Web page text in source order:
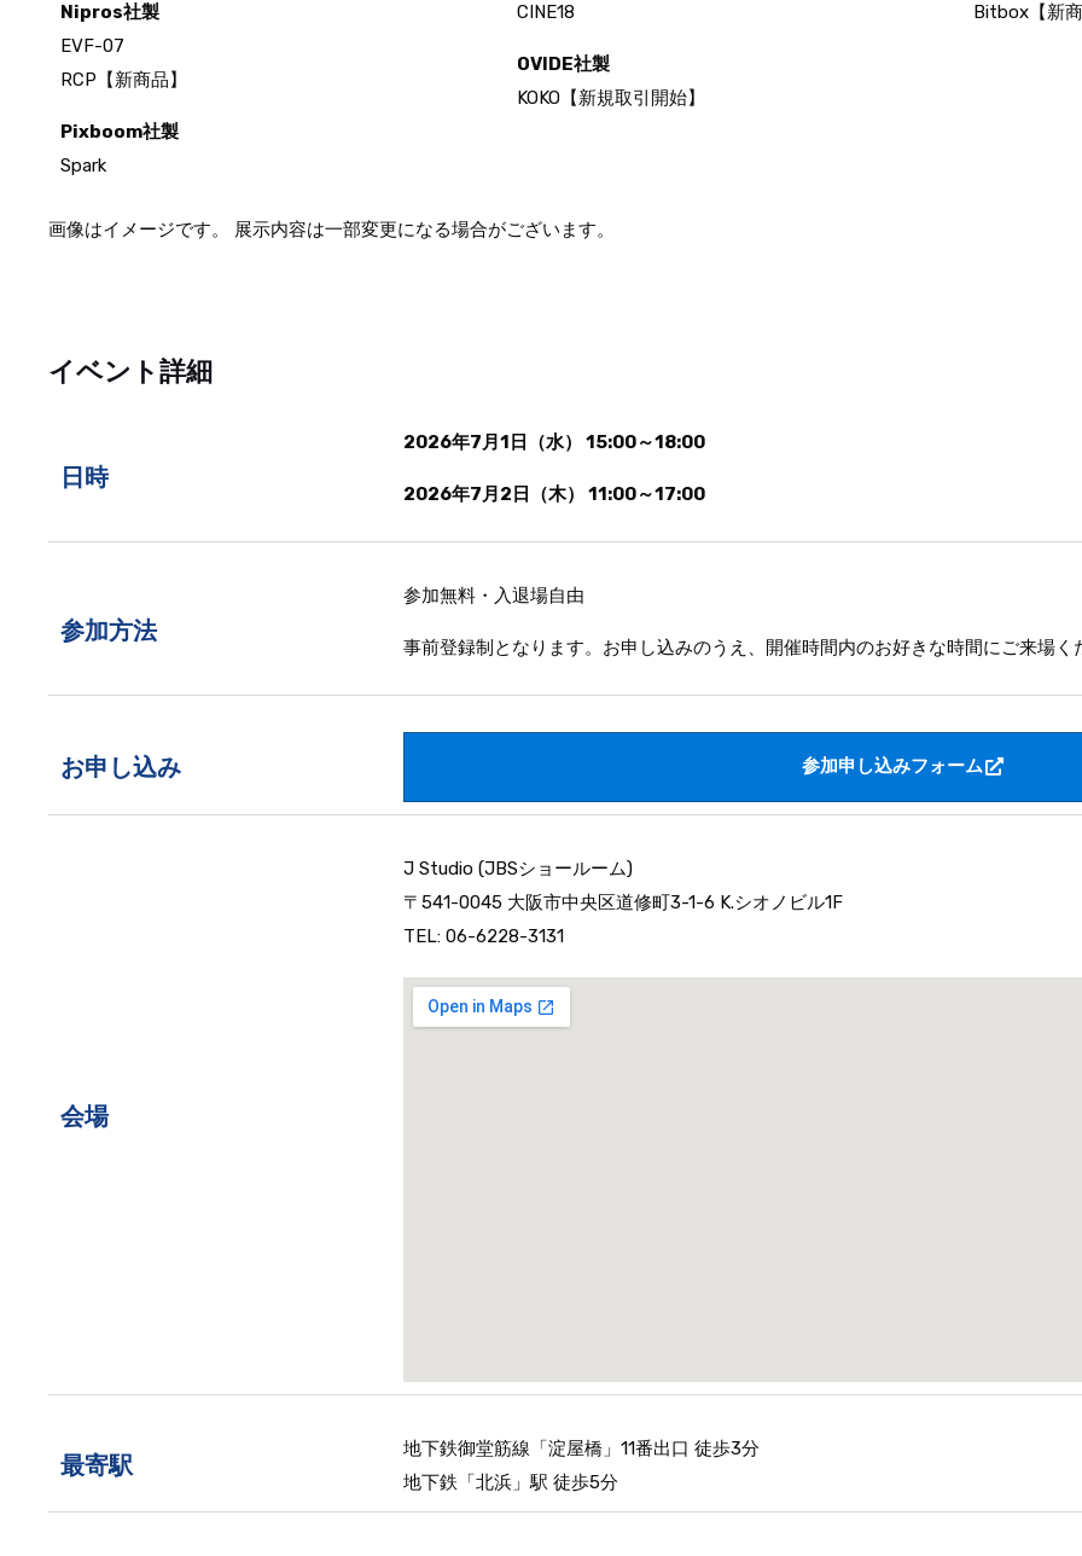
Nipros社製
EVF-07
RCP【新商品】
Pixboom社製
Spark
CINE18
OVIDE社製
KOKO【新規取引開始】
Bitbox【新
画像はイメージです。 展示内容は一部変更になる場合がございます。
イベント詳細
日時
2026年7月1日（水） 15:00～18:00
2026年7月2日（木） 11:00～17:00
参加方法
参加無料・入退場自由
事前登録制となります。お申し込みのうえ、開催時間内のお好きな時間にご来場く
お申し込み 参加申し込みフォーム
会場
J Studio (JBSショールーム)
〒541-0045 大阪市中央区道修町3-1-6 K.シオノビル1F
TEL: 06-6228-3131
最寄駅
地下鉄御堂筋線「淀屋橋」11番出口 徒歩3分
地下鉄「北浜」駅 徒歩5分